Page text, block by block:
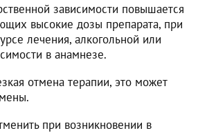
зависимости повышается
высокие дозы препарата, при
лечения, алкогольной или
в анамнезе.
отмена терапии, это может
при возникновении в